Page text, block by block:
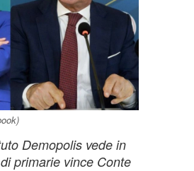
Demopolis vede in
primarie vince Conte